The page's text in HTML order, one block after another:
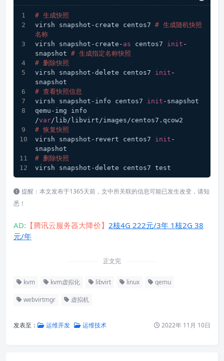
# 生成快照
virsh snapshot-create centos7 # 生成随机快照
名称
virsh snapshot-create- as centos7 init -
snapshot # 生成指定名称快照
# 删除快照
virsh snapshot-delete centos7 init -
snapshot
# 查看快照信息
virsh snapshot-info centos7 init -snapshot
qemu-img info
/var/lib/libvirt/images/centos7.qcow2
# 恢复快照
virsh snapshot-revert centos7 init -
snapshot
# 删除快照
virsh snapshot-delete centos7 test
提醒：本文发布于1365天前，文中所关联的信息可能已发生改变，请知
悉！
AD: 【腾讯云服务器大降价】 2核4G 222元/3年 1核2G 38
元/年
正文完
kvm kvm虚拟化 libvirt linux qemu
webvirtmgr 虚拟机
发表至： 运维开发 运维技术 2022年 11月 10日